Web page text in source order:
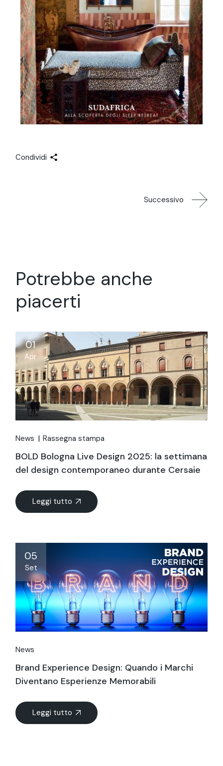
Condividi
Successivo
Potrebbe anche
piacerti
01
Apr
News Rassegna stampa
BOLD Bologna Live Design 2025: la settimana
del design contemporaneo durante Cersaie
Leggi tutto
05
Set
News
Brand Experience Design: Quando i Marchi
Diventano Esperienze Memorabili
Leggi tutto